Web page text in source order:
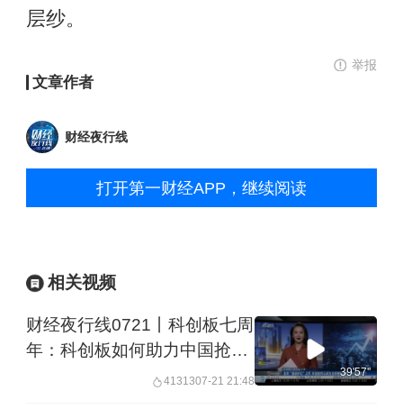
层纱。
举报
文章作者
财经夜行线
打开第一财经APP，继续阅读
相关视频
财经夜行线0721丨科创板七周
年：科创板如何助力中国抢占
全球资本配置高地 4131307-21 21:48
39'57''